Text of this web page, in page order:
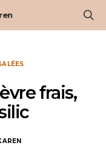
frais,